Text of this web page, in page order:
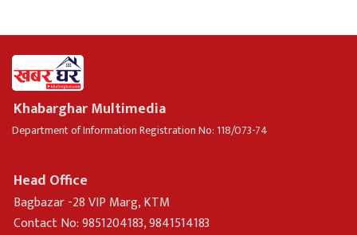
Khabarghar Multimedia
Department of Information Registration No: 118/073-74
Head Office
Bagbazar -28 VIP Marg, KTM
Contact No: 9851204183, 9841514183